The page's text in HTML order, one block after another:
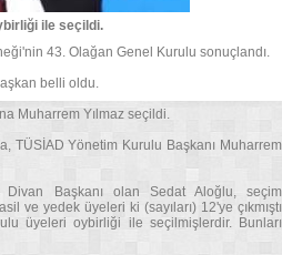
ile seçildi.
43. Olağan Genel Kurulu sonuçlandı.
belli oldu.
Muharrem Yılmaz seçildi.
TÜSİAD Yönetim Kurulu Başkanı Muharrem
Divan Başkanı olan Sedat Aloğlu, seçim
ve yedek üyeleri ki (sayıları) 12'ye çıkmıştı
üyeleri oybirliği ile seçilmişlerdir. Bunları